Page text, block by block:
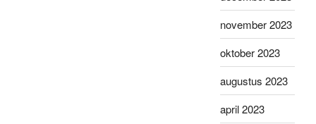
november 2023
oktober 2023
augustus 2023
april 2023